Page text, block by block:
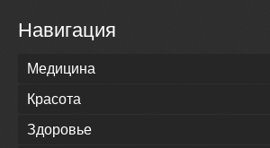
Навигация
Медицина
Красота
Здоровье